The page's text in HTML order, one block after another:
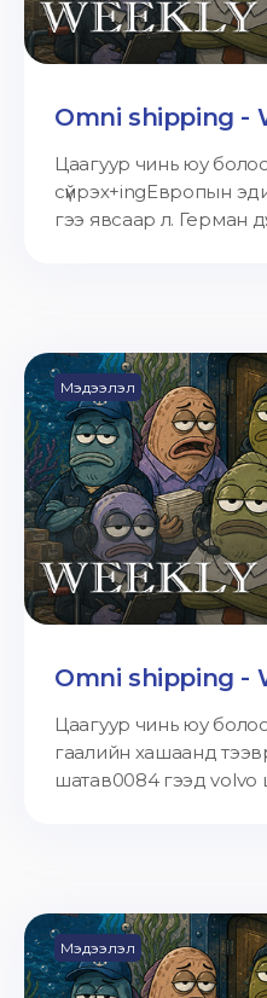
Omni shipping -
Цаагуур чинь юу
сүйрэх+ingЕвропын
гээ явсаар л. Герман
Мэдээлэл
Omni shipping -
Цаагуур чинь юу
гаалийн хашаанд
шатав0084 гээд volvo
Мэдээлэл